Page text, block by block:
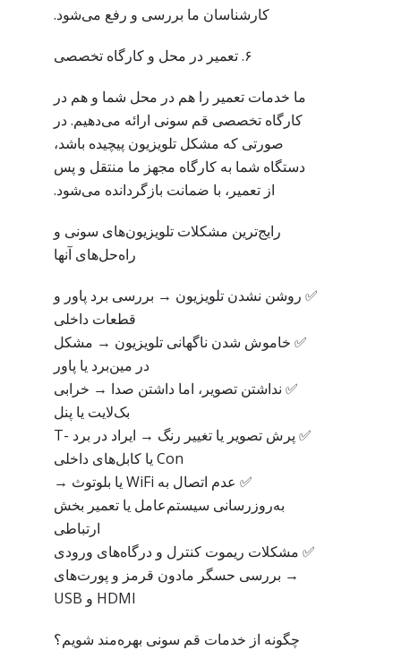
کارشناسان ما بررسی و رفع می‌شود.
۶. تعمیر در محل و کارگاه تخصصی
ما خدمات تعمیر را هم در محل شما و هم در
کارگاه تخصصی قم سونی ارائه می‌دهیم. در
صورتی که مشکل تلویزیون پیچیده باشد،
دستگاه شما به کارگاه مجهز ما منتقل و پس
از تعمیر، با ضمانت بازگردانده می‌شود.
رایج‌ترین مشکلات تلویزیون‌های سونی و
راه‌حل‌های آنها
✅ روشن نشدن تلویزیون → بررسی برد پاور و
قطعات داخلی
✅ خاموش شدن ناگهانی تلویزیون → مشکل
در مین‌برد یا پاور
✅ نداشتن تصویر، اما داشتن صدا → خرابی
بک‌لایت یا پنل
✅ پرش تصویر یا تغییر رنگ → ایراد در برد T-
Con یا کابل‌های داخلی
✅ عدم اتصال به WiFi یا بلوتوث →
به‌روزرسانی سیستم‌عامل یا تعمیر بخش
ارتباطی
✅ مشکلات ریموت کنترل و درگاه‌های ورودی
→ بررسی حسگر مادون قرمز و پورت‌های
HDMI و USB
چگونه از خدمات قم سونی بهره‌مند شویم؟